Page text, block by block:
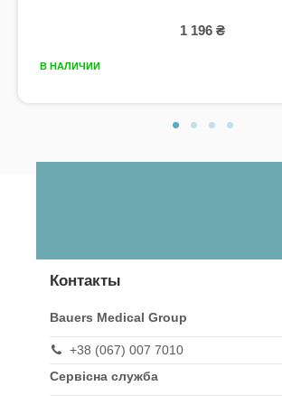
1 196 ₴
В НАЛИЧИИ
Контакты
Bauers Medical Group
+38 (067) 007 7010
Сервісна служба